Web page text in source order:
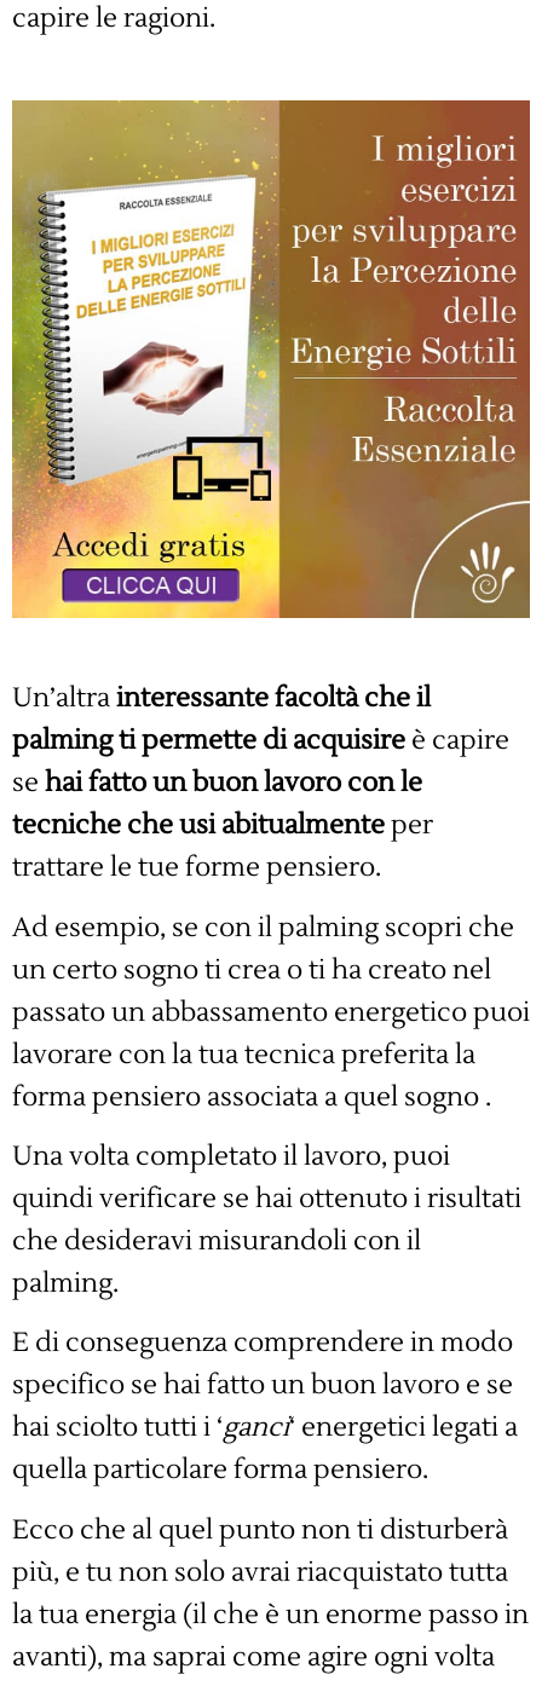
capire le ragioni.
Un’altrainteressante facoltà che il
palming ti permette di acquisire è capire
se hai fatto un buon lavoro con le
tecniche che usi abitualmenteper
trattare le tue forme pensiero.
Ad esempio, se con il palming scopri che
un certo sogno ti crea o ti ha creato nel
passato un abbassamento energetico puoi
lavorare con la tua tecnica preferita la
forma pensiero associata a quel sogno .
Una volta completato il lavoro, puoi
quindi verificare se hai ottenuto i risultati
che desideravi misurandoli con il
palming.
E di conseguenza comprendere in modo
specifico se hai fatto un buon lavoro e se
hai sciolto tutti i ‘ganci‘ energetici legati a
quella particolare forma pensiero.
Ecco che al quel punto non ti disturberà
più, e tu non solo avrai riacquistato tutta
la tua energia (il che è un enorme passo in
avanti), ma saprai come agire ogni volta